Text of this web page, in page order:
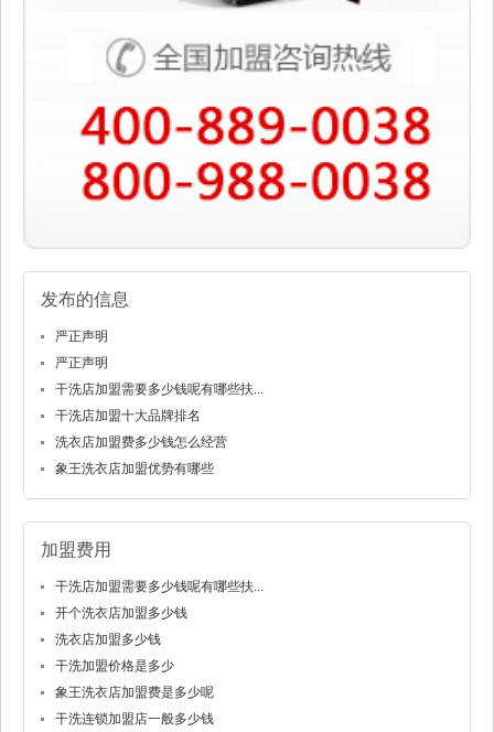
发布的信息
严正声明
严正声明
干洗店加盟需要多少钱呢有哪些扶...
干洗店加盟十大品牌排名
洗衣店加盟费多少钱怎么经营
象王洗衣店加盟优势有哪些
加盟费用
干洗店加盟需要多少钱呢有哪些扶...
开个洗衣店加盟多少钱
洗衣店加盟多少钱
干洗加盟价格是多少
象王洗衣店加盟费是多少呢
干洗连锁加盟店一般多少钱